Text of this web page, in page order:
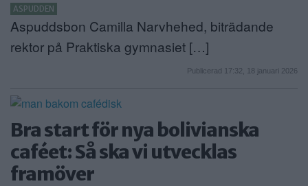
ASPUDDEN
Aspuddsbon Camilla Narvhehed, biträdande
rektor på Praktiska gymnasiet […]
Publicerad 17:32, 18 januari 2026
Bra start för nya bolivianska
caféet: Så ska vi utvecklas
framöver